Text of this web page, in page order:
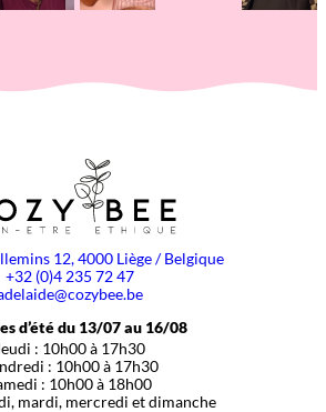
12, 4000 Liège / Belgique
+32 (0)4 235 72 47
d’été du 13/07 au 16/08
: 10h00 à 17h30
: 10h00 à 17h30
: 10h00 à 18h00
mardi, mercredi et dimanche